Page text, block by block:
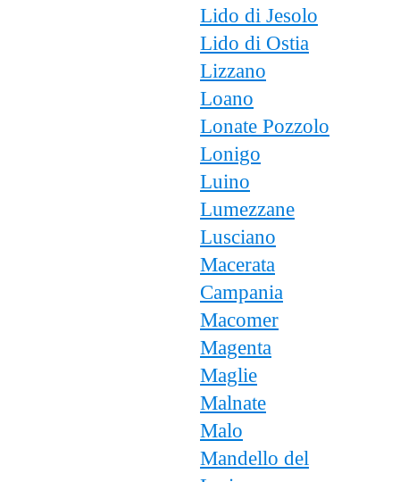
Lido di Jesolo
Lido di Ostia
Lizzano
Loano
Lonate Pozzolo
Lonigo
Luino
Lumezzane
Lusciano
Macerata
Campania
Macomer
Magenta
Maglie
Malnate
Malo
Mandello del